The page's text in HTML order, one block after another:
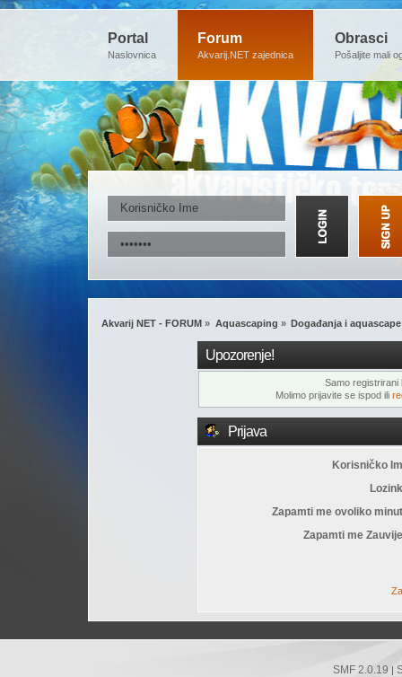
Portal
Naslovnica
Forum
Akvarij.NET zajednica
Obrasci
Pošaljite mali
Akvarij NET - FORUM » Aquascaping » Događanja i
Upozorenje!
Samo registrirani
Molimo prijavite se ispod ili
Prijava
Korisničko
Zapamti me ovoliko
Zapamti me
SMF 2.0.19